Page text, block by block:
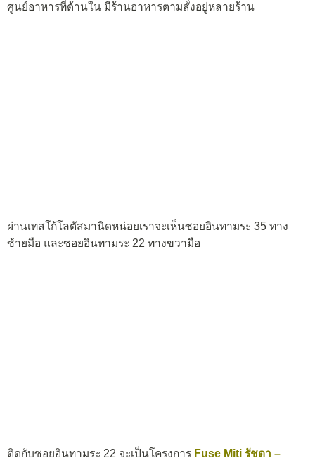
ศูนย์อาหารที่ด้านใน มีร้านอาหารตามสั่งอยู่หลายร้าน
ผ่านเทสโก้โลตัสมานิดหน่อยเราจะเห็นซอยอินทามระ 35 ทาง
ซ้ายมือ และซอยอินทามระ 22 ทางขวามือ
ติดกับซอยอินทามระ 22 จะเป็นโครงการ Fuse Miti รัชดา –